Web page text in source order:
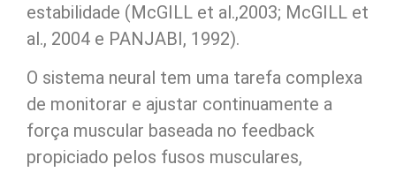
estabilidade (McGILL et al.,2003; McGILL et
al., 2004 e PANJABI, 1992).
O sistema neural tem uma tarefa complexa
de monitorar e ajustar continuamente a
força muscular baseada no feedback
propiciado pelos fusos musculares,